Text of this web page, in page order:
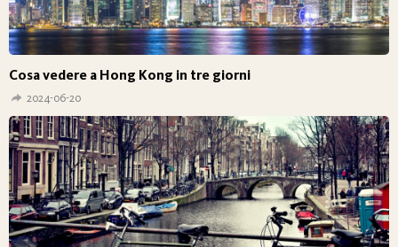
Cosa vedere a Hong Kong in tre giorni
2024-06-20